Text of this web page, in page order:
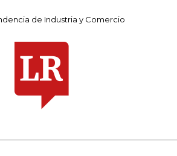
de Industria y Comercio